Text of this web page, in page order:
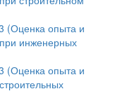
(Оценка опыта и
инженерных
(Оценка опыта и